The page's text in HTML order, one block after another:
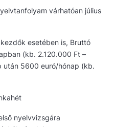
várhatóan július
esetében is, Bruttó
(kb. 2.120.000 Ft –
után 5600 euró/hónap (kb.
nyelvvizsgára